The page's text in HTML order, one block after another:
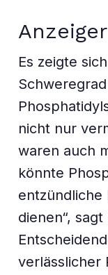
Es zeigte
nicht nur
waren auch
könnte
entzündliche
dienen“,
verlässlicher